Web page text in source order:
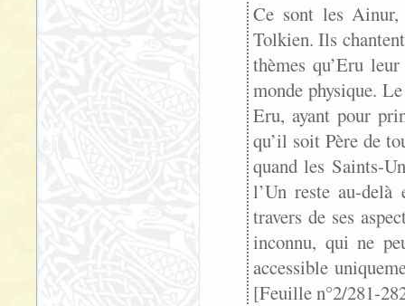
Ce sont les
Tolkien. Ils
thèmes qu’Eru
monde physique.
Eru, ayant pour
qu’il soit Père de
quand les Saints-
l’Un reste au-delà
travers de ses
inconnu, qui ne
accessible
[Feuille n°2/281-